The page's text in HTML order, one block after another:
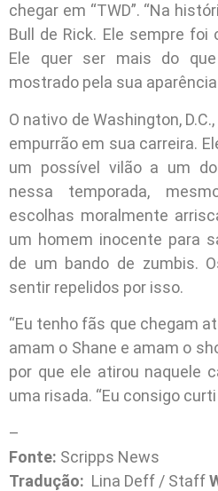
chegar em “TWD”. “Na
Bull de Rick. Ele sempre foi
Ele quer ser mais do
mostrado pela sua
O nativo de Washington,
empurrão em sua carreira.
um possível vilão a um
nessa temporada,
escolhas moralmente
um homem inocente para
de um bando de zumbis.
sentir repelidos por isso.
“Eu tenho fãs que chegam
amam o Shane e amam o
por que ele atirou naquele
uma risada. “Eu consigo curti
–
Fonte: Scripps News
Tradução: Lina Deff / Staff